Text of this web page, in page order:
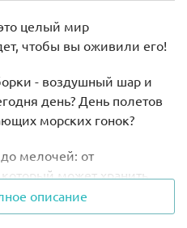
целый мир
чтобы вы оживили его!
- воздушный шар и
день? День полетов
морских гонок?
мелочей: от
может хранить
воздушных шаров,
любому приключению.
описание